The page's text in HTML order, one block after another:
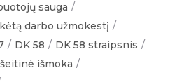
sauga
darbo užmokestį
DK 58
DK 58 straipsnis
išmoka